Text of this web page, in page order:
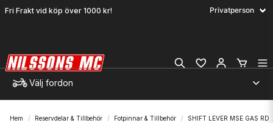
Fri Frakt vid köp över 1000 kr!
Välj fordon
Hem Reservdelar & Tillbehör Fotpinnar & Tillbehör SHIFT LEVER MSE GAS RD